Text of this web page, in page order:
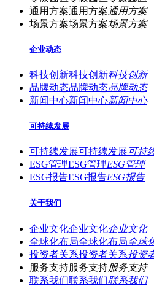
通用方案通用方案通用方案
场景方案场景方案场景方案
企业动态
科技创新科技创新科技创新
品牌动态品牌动态品牌动态
新闻中心新闻中心新闻中心
可持续发展
可持续发展可持续发展 可持
ESG管理ESG管理ESG管理
ESG报告ESG报告ESG报告
关于我们
企业文化企业文化企业文化
全球化布局全球化布局全球
投资者关系投资者关系投资
服务支持服务支持服务支持
联系我们联系我们联系我们